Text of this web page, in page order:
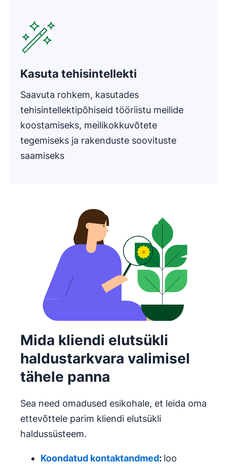
Kasuta tehisintellekti
Saavuta rohkem, kasutades
tehisintellektipõhiseid tööriistu meilide
koostamiseks, meilikokkuvõtete
tegemiseks ja rakenduste soovituste
saamiseks
Mida kliendi elutsükli
haldustarkvara valimisel
tähele panna
Sea need omadused esikohale, et leida oma
ettevõttele parim kliendi elutsükli
haldussüsteem.
Koondatud kontaktandmed: loo